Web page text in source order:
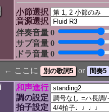
小節選択
音源選択
伴奏音量 0
サブ音量 0
ドラ音量 0
← ここに or
和声進行
調の設定
拍子設定